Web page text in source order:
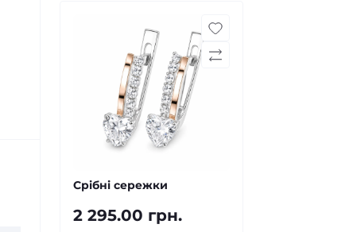
Срібні сережки
2 295.00 грн.